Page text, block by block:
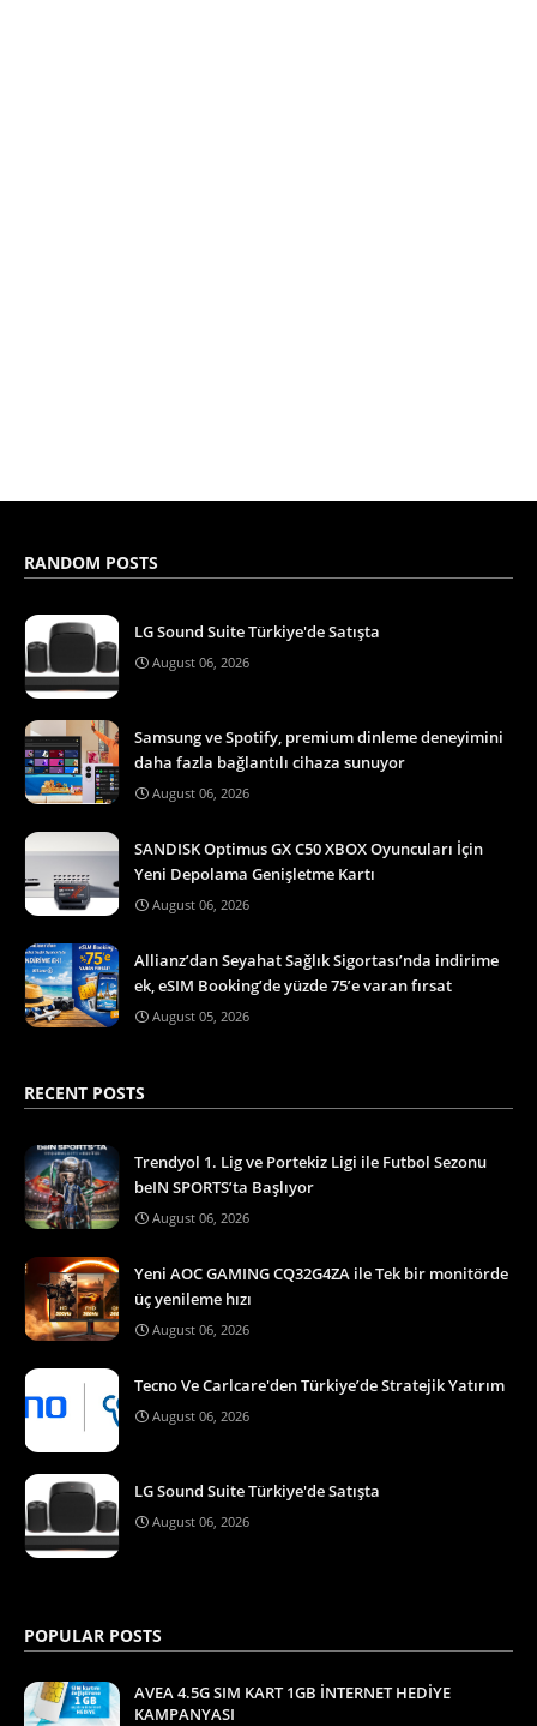
RANDOM POSTS
LG Sound Suite Türkiye'de Satışta
August 06, 2026
Samsung ve Spotify, premium dinleme deneyimini
daha fazla bağlantılı cihaza sunuyor
August 06, 2026
SANDISK Optimus GX C50 XBOX Oyuncuları İçin
Yeni Depolama Genişletme Kartı
August 06, 2026
Allianz’dan Seyahat Sağlık Sigortası’nda indirime
ek, eSIM Booking’de yüzde 75’e varan fırsat
August 05, 2026
RECENT POSTS
Trendyol 1. Lig ve Portekiz Ligi ile Futbol Sezonu
beIN SPORTS’ta Başlıyor
August 06, 2026
Yeni AOC GAMING CQ32G4ZA ile Tek bir monitörde
üç yenileme hızı
August 06, 2026
Tecno Ve Carlcare'den Türkiye’de Stratejik Yatırım
August 06, 2026
LG Sound Suite Türkiye'de Satışta
August 06, 2026
POPULAR POSTS
AVEA 4.5G SIM KART 1GB İNTERNET HEDİYE
KAMPANYASI